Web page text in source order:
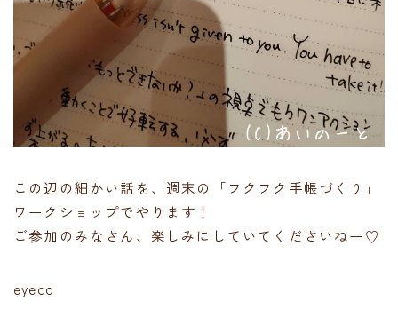
この辺の細かい話を、週末の「フクフク手帳づくり」
ワークショップでやります！
ご参加のみなさん、楽しみにしていてくださいねー♡
eyeco